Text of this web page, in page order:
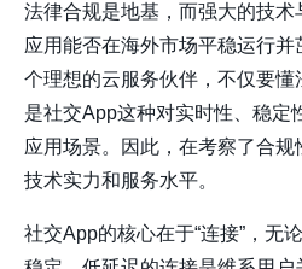
法律合规是地基，而强大的技
应用能否在海外市场平稳运行
个理想的云服务伙伴，不仅要
是社交App这种对实时性、稳定
应用场景。因此，在考察了合
技术实力和服务水平。
社交App的核心在于“连接”，无